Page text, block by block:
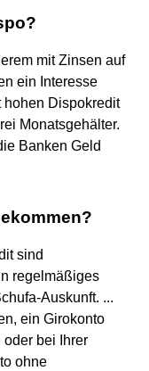
mit Zinsen auf
ein Interesse
hohen Dispokredit
Monatsgehälter.
Banken Geld
sind
regelmäßiges
Auskunft. ...
ein Girokonto
oder bei Ihrer
ohne